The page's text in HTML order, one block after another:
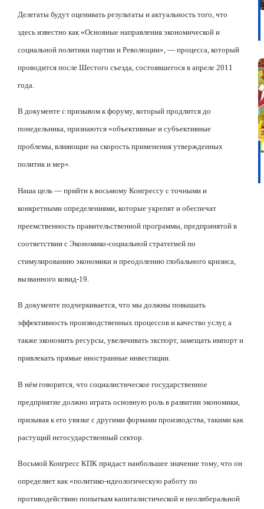
Делегаты будут оценивать результаты и актуальность того, что
здесь известно как «Основные направления экономической и
социальной политики партии и Революции», — процесса, который
проводится после Шестого съезда, состоявшегося в апреле 2011
года.
В документе с призывом к форуму, который продлится до
понедельника, признаются «объективные и субъективные
проблемы, влияющие на скорость применения утвержденных
политик и мер».
Наша цель — прийти к восьмому Конгрессу с точными и
конкретными определениями, которые укрепят и обеспечат
преемственность правительственной программы, предпринятой в
соответствии с Экономико-социальной стратегией по
стимулированию экономики и преодолению глобального кризиса,
вызванного ковид-19.
В документе подчеркивается, что мы должны повышать
эффективность производственных процессов и качество услуг, а
также экономить ресурсы, увеличивать экспорт, замещать импорт и
привлекать прямые иностранные инвестиции.
В нём говорится, что социалистическое государственное
предприятие должно играть основную роль в развитии экономики,
призывая к его увязке с другими формами производства, такими как
растущий негосударственный сектор.
Восьмой Конгресс КПК придаст наибольшее значение тому, что он
определяет как «политико-идеологическую работу по
противодействию попыткам капиталистической и неолиберальной